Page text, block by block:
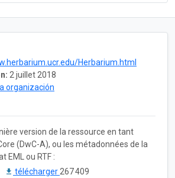
Herbarium.html
2 juillet 2018
organización
version de la ressource en tant
(DwC-A), ou les métadonnées de la
EML ou RTF :
télécharger 267 409